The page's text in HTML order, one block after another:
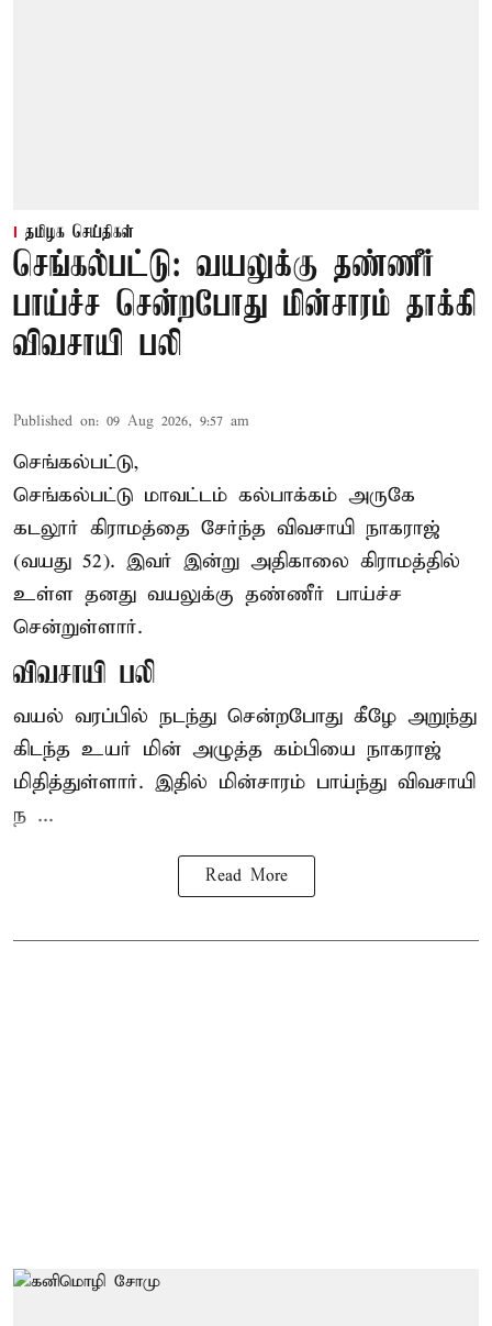
தமிழக செய்திகள்
செங்கல்பட்டு: வயலுக்கு தண்ணீர்
பாய்ச்ச சென்றபோது மின்சாரம் தாக்கி
விவசாயி பலி
Published on: 09 Aug 2026, 9:57 am
செங்கல்பட்டு,
செங்கல்பட்டு மாவட்டம் கல்பாக்கம் அருகே
கடலூர் கிராமத்தை சேர்ந்த விவசாயி நாகராஜ்
(வயது 52). இவர் இன்று அதிகாலை கிராமத்தில்
உள்ள தனது வயலுக்கு தண்ணீர் பாய்ச்ச
சென்றுள்ளார்.
விவசாயி பலி
வயல் வரப்பில் நடந்து சென்றபோது கீழே அறுந்து
கிடந்த உயர் மின் அழுத்த கம்பியை நாகராஜ்
மிதித்துள்ளார். இதில் மின்சாரம் பாய்ந்து விவசாயி
ந ...
Read More